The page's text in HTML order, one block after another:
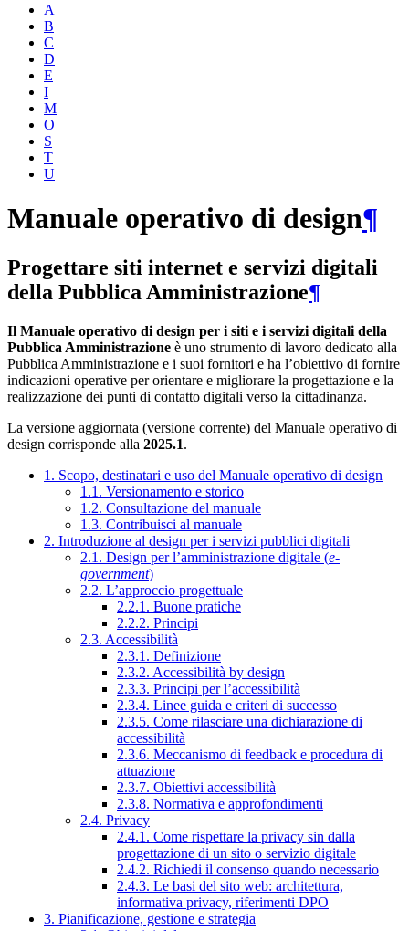
A
B
C
D
E
I
M
O
S
T
U
Manuale operativo di design¶
Progettare siti internet e servizi digitali
della Pubblica Amministrazione¶
Il Manuale operativo di design per i siti e i servizi digitali della
Pubblica Amministrazione è uno strumento di lavoro dedicato alla
Pubblica Amministrazione e i suoi fornitori e ha l’obiettivo di fornire
indicazioni operative per orientare e migliorare la progettazione e la
realizzazione dei punti di contatto digitali verso la cittadinanza.
La versione aggiornata (versione corrente) del Manuale operativo di
design corrisponde alla 2025.1.
1. Scopo, destinatari e uso del Manuale operativo di design
1.1. Versionamento e storico
1.2. Consultazione del manuale
1.3. Contribuisci al manuale
2. Introduzione al design per i servizi pubblici digitali
2.1. Design per l’amministrazione digitale (e-
government)
2.2. L’approccio progettuale
2.2.1. Buone pratiche
2.2.2. Principi
2.3. Accessibilità
2.3.1. Definizione
2.3.2. Accessibilità by design
2.3.3. Principi per l’accessibilità
2.3.4. Linee guida e criteri di successo
2.3.5. Come rilasciare una dichiarazione di
accessibilità
2.3.6. Meccanismo di feedback e procedura di
attuazione
2.3.7. Obiettivi accessibilità
2.3.8. Normativa e approfondimenti
2.4. Privacy
2.4.1. Come rispettare la privacy sin dalla
progettazione di un sito o servizio digitale
2.4.2. Richiedi il consenso quando necessario
2.4.3. Le basi del sito web: architettura,
informativa privacy, riferimenti DPO
3. Pianificazione, gestione e strategia